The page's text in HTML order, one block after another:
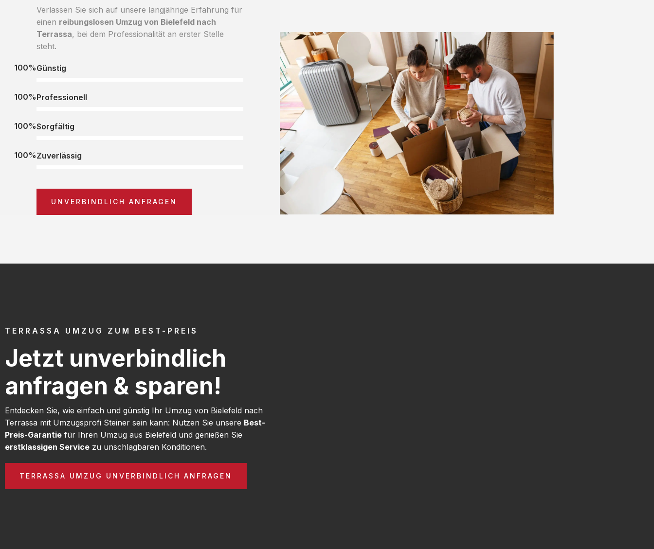
Verlassen Sie sich auf unsere langjährige Erfahrung für
einen reibungslosen Umzug von Bielefeld nach
Terrassa, bei dem Professionalität an erster Stelle
steht.
Günstig
100%
Professionell
100%
Sorgfältig
100%
Zuverlässig
100%
UNVERBINDLICH ANFRAGEN
TERRASSA UMZUG ZUM BEST-PREIS
Jetzt unverbindlich
anfragen & sparen!
Entdecken Sie, wie einfach und günstig Ihr Umzug von Bielefeld nach
Terrassa mit Umzugsprofi Steiner sein kann: Nutzen Sie unsere Best-
Preis-Garantie für Ihren Umzug aus Bielefeld und genießen Sie
erstklassigen Service zu unschlagbaren Konditionen.
TERRASSA UMZUG UNVERBINDLICH ANFRAGEN